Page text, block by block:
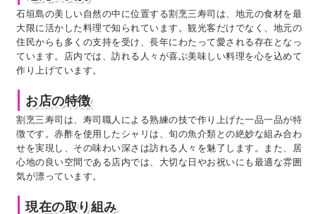
石垣島の美しい自然の中に位置する割烹三寿司は、地元の食材を最
大限に活かした料理で知られています。観光客だけでなく、地元の
住民からも多くの支持を受け、長年にわたって愛される存在となっ
ています。店内では、訪れる人々が喜ぶ美味しい料理を心を込めて
作り上げています。
お店の特徴
割烹三寿司は、寿司職人による熟練の技で作り上げた一品一品が特
徴です。赤酢を使用したシャリは、旬の魚介類との絶妙な組み合わ
せを実現し、その味わい深さは訪れる人々を魅了します。また、居
心地の良い空間である店内では、大切な日やお祝いにも最適な雰囲
気が漂っています。
現在の取り組み